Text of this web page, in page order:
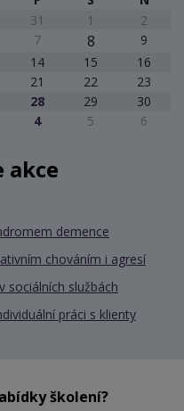
31 1
2
7 8
9
14 15
16
21 22
23
28 29
30
4 5 6
akce
demence
chováním i agresí
sociálních službách
práci s klienty
školení?